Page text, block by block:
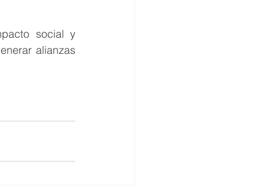
social y
alianzas